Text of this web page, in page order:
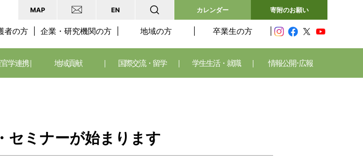
MAP EN カレンダー 寄附のお願い
者の方 企業・研究機関の方 地域の方 卒業生の方
学連携 地域貢献 国際交流・留学 学生生活・就職 情報公開･広報
セミナーが始まります